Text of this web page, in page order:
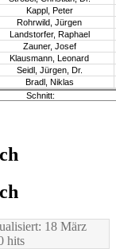
Kappl, Peter
Rohrwild, Jürgen
Landstorfer, Raphael
Zauner, Josef
Klausmann, Leonard
Seidl, Jürgen, Dr.
Bradl, Niklas
Schnitt:
18 März
hits